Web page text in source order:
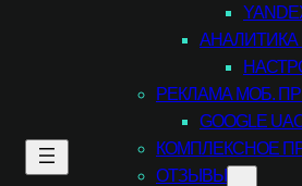
РЕКЛАМА МОБ.
GOOGLE
КОМПЛЕКСНОЕ
ОТЗЫВЫ